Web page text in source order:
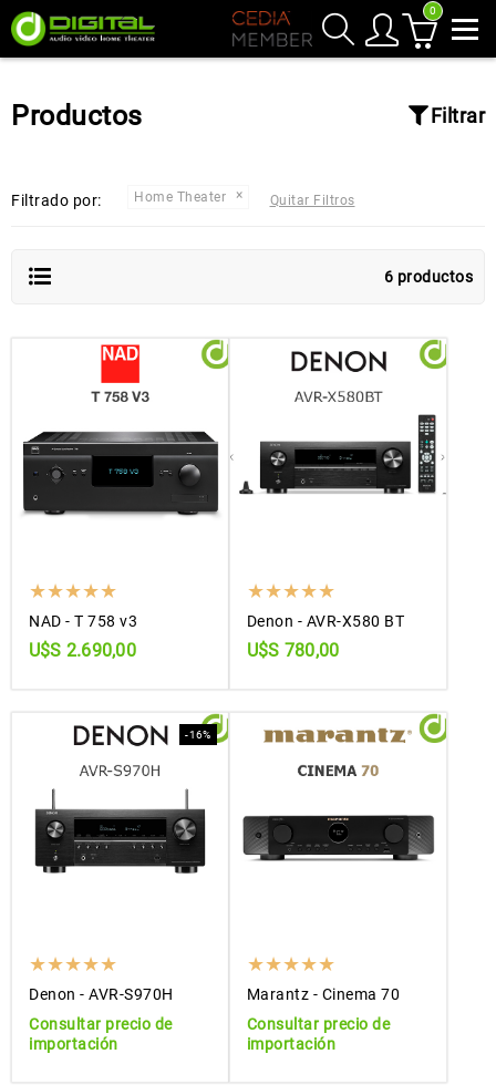
0
Productos Filtrar
Filtrado por: Home Theater Quitar Filtros
6 productos
NAD - T 758 v3
U$S 2.690,00
Denon - AVR-X580 BT
U$S 780,00
-16%
Denon - AVR-S970H
Consultar precio de
importación
Marantz - Cinema 70
Consultar precio de
importación